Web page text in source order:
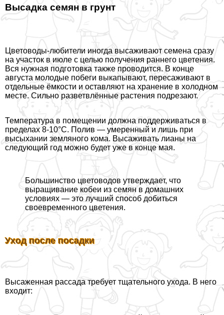
Высадка семян в грунт
Цветоводы-любители иногда высаживают семена сразу
на участок в июле с целью получения раннего цветения.
Вся нужная подготовка также проводится. В конце
августа молодые побеги выкапывают, пересаживают в
отдельные ёмкости и оставляют на хранение в холодном
месте. Сильно разветвлённые растения подрезают.
Температура в помещении должна поддерживаться в
пределах 8-10°С. Полив — умеренный и лишь при
высыхании земляного кома. Высаживать лианы на
следующий год можно будет уже в конце мая.
Большинство цветоводов утверждает, что
выращивание кобеи из семян в домашних
условиях — это лучший способ добиться
своевременного цветения.
Уход после посадки
Высаженная рассада требует тщательного ухода. В него
входит: